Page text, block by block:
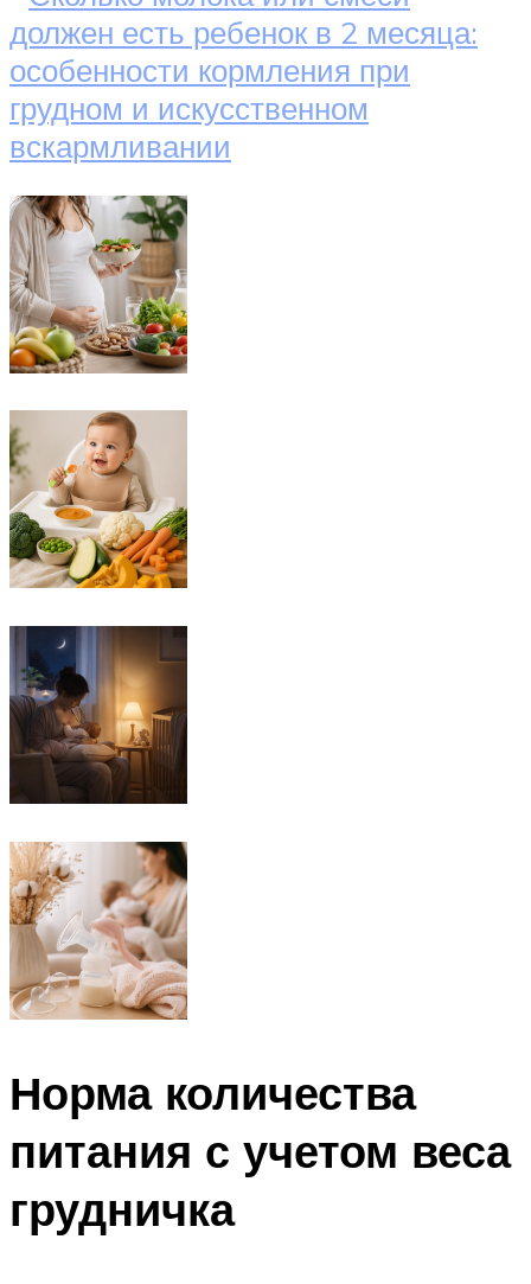
Норма количества
питания с учетом веса
грудничка